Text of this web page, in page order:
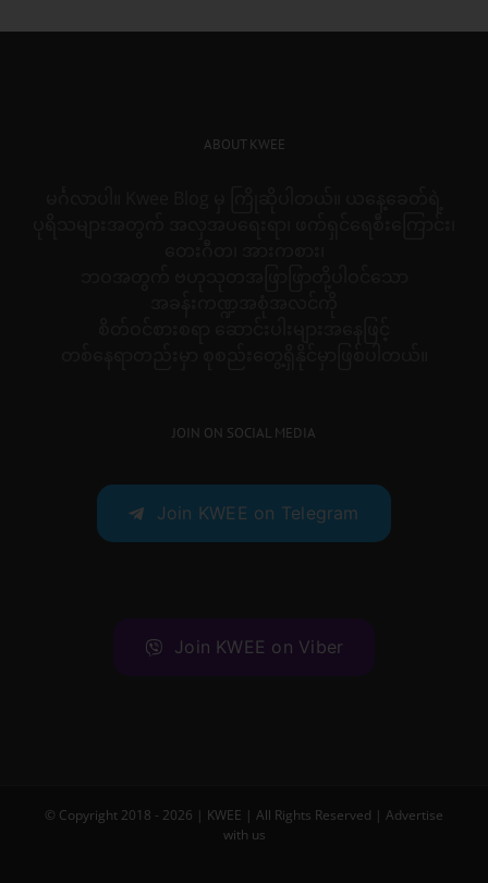
ABOUT KWEE
JOIN ON SOCIAL MEDIA
Join KWEE on Telegram
Join KWEE on Viber
© Copyright 2018 - 2026 | KWEE | All Rights Reserved | Advertise
with us